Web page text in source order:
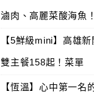
滷肉、高麗菜酸海魚
【5鮮級mini】高雄
雙主餐158起！菜單
【恆溫】心中第一名